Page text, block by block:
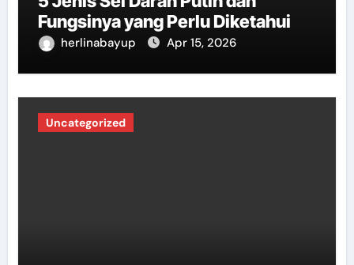
Fungsinya yang Perlu Diketahui
herlinabayup Apr 15, 2026
Uncategorized